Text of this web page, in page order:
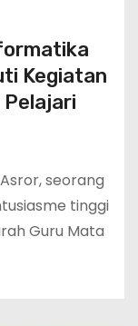
Kegiatan
Pelajari
seorang
tinggi
Guru Mata